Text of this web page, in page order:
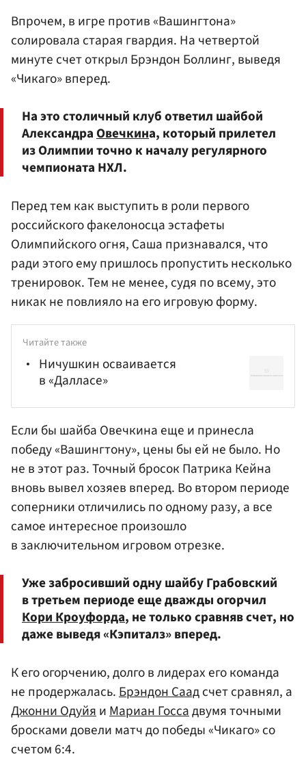
Впрочем, в игре против «Вашингтона»
солировала старая гвардия. На четвертой
минуте счет открыл Брэндон Боллинг, выведя
«Чикаго» вперед.
На это столичный клуб ответил шайбой
АлександраОвечкина, который прилетел
из Олимпии точно к началу регулярного
чемпионата НХЛ.
Перед тем как выступить в роли первого
российского факелоносца эстафеты
Олимпийского огня, Саша признавался, что
ради этого ему пришлось пропустить несколько
тренировок. Тем не менее, судя по всему, это
никак не повлияло на его игровую форму.
Читайте также
Ничушкин осваивается
в «Далласе»
Если бы шайба Овечкина еще и принесла
победу «Вашингтону», цены бы ей не было. Но
не в этот раз. Точный бросок Патрика Кейна
вновь вывел хозяев вперед. Во втором периоде
соперники отличились по одному разу, а все
самое интересное произошло
в заключительном игровом отрезке.
Уже забросивший одну шайбу Грабовский
в третьем периоде еще дважды огорчил
Кори Кроуфорда, не только сравняв счет, но
даже выведя «Кэпиталз» вперед.
К его огорчению, долго в лидерах его команда
не продержалась.Брэндон Саадсчет сравнял, а
Джонни ОдуйяиМариан Госсадвумя точными
бросками довели матч до победы «Чикаго» со
счетом 6:4.